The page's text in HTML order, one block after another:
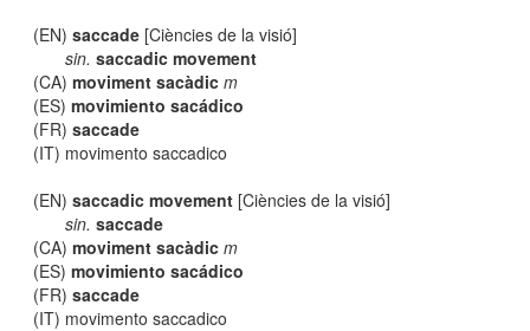
(EN)saccade [Ciències de la visió]
sin. saccadic movement
(CA)moviment sacàdic m
(ES)movimiento sacádico
(FR)saccade
(IT) movimento saccadico
(EN)saccadic movement [Ciències de la visió]
sin. saccade
(CA)moviment sacàdic m
(ES)movimiento sacádico
(FR)saccade
(IT) movimento saccadico